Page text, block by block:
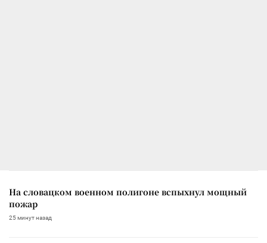
На словацком военном полигоне вспыхнул мощный
пожар
25 минут назад